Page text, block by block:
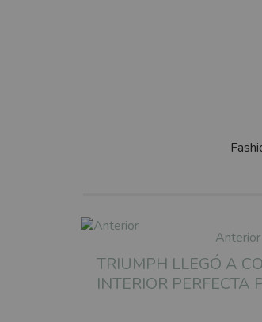
Anterior
TRIUMPH LLEGÓ A
INTERIOR PERFECTA